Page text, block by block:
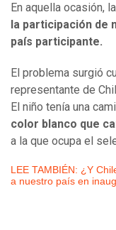
En aquella ocasión,
la participación de
país participante.
El problema surgió
representante de
El niño tenía una
color blanco que
a la que ocupa el
LEE TAMBIÉN: ¿Y
a nuestro país en